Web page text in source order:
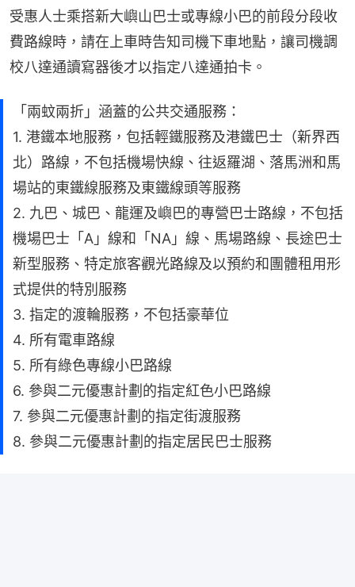
受惠人士乘搭新大嶼山巴士或專線小巴的前段分段收
費路線時，請在上車時告知司機下車地點，讓司機調
校八達通讀寫器後才以指定八達通拍卡。
「兩蚊兩折」涵蓋的公共交通服務：
1. 港鐵本地服務，包括輕鐵服務及港鐵巴士（新界西
北）路線，不包括機場快線、往返羅湖、落馬洲和馬
場站的東鐵線服務及東鐵線頭等服務
2. 九巴、城巴、龍運及嶼巴的專營巴士路線，不包括
機場巴士「A」線和「NA」線、馬場路線、長途巴士
新型服務、特定旅客觀光路線及以預約和團體租用形
式提供的特別服務
3. 指定的渡輪服務，不包括豪華位
4. 所有電車路線
5. 所有綠色專線小巴路線
6. 參與二元優惠計劃的指定紅色小巴路線
7. 參與二元優惠計劃的指定街渡服務
8. 參與二元優惠計劃的指定居民巴士服務